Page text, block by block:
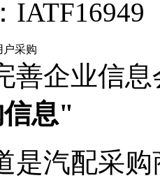
IATF16949
户采购
善企业信
息"
是汽配采